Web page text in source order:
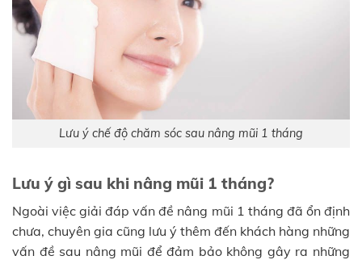
Lưu ý chế độ chăm sóc sau nâng mũi 1 tháng
Lưu ý gì sau khi nâng mũi 1 tháng?
Ngoài việc giải đáp vấn đề nâng mũi 1 tháng đã ổn định
chưa, chuyên gia cũng lưu ý thêm đến khách hàng những
vấn đề sau nâng mũi để đảm bảo không gây ra những